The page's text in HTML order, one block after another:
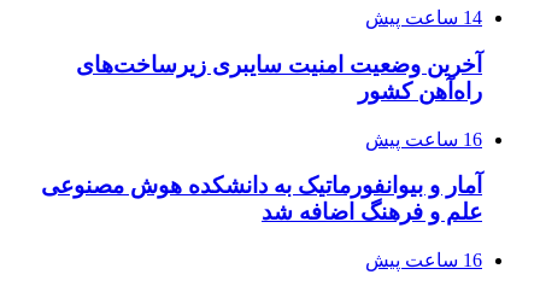
14 ساعت پیش
آخرین وضعیت امنیت سایبری زیرساخت‌های
راه‌آهن کشور
16 ساعت پیش
آمار و بیوانفورماتیک به دانشکده هوش مصنوعی
علم و فرهنگ اضافه شد
16 ساعت پیش